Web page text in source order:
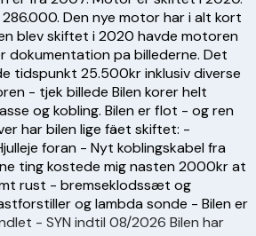
Den nye motor har i alt kort
blev skiftet i 2020 havde motoren
dokumentation pa billederne. Det
tidspunkt 25.500kr inklusiv diverse
- tjek billede Bilen korer helt
og kobling. Bilen er flot - og ren
har bilen lige fäet skiftet: -
foran - Nyt koblingskabel fra
ting kostede mig nasten 2000kr at
rust - bremseklodssæt og
og lambda sonde - Bilen er
- SYN indtil 08/2026 Bilen har